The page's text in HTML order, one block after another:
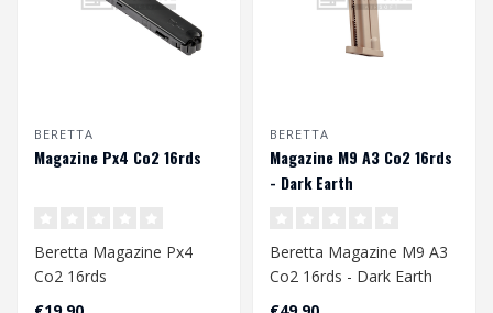
BERETTA
Magazine Px4 Co2 16rds
Beretta Magazine Px4
Co2 16rds
4.5mm
BERETTA
Magazine M9 A3 Co2 16rds
- Dark Earth
Beretta Magazine M9 A3
Co2 16rds - Dark Earth